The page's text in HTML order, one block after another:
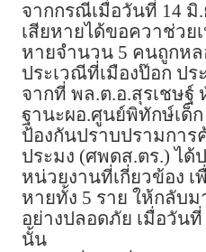
จากกรณีเมื่อวันที่ 14 มิ
เสียหายได้ขอควาช่วย
หายจำนวน 5 คนถูกห
ประเวณีที่เมืองป๊อก ปร
จากที่ พล.ต.อ.สุรเชษฐ์
ฐานะผอ.ศูนย์พิทักษ์เด็
ป้องกันปราบปรามกา
ประมง (ศพดส.ตร.) ได้
หน่วยงานที่เกี่ยวข้อง เ
หายทั้ง 5 ราย ให้กลับม
อย่างปลอดภัย เมื่อวัน
นั้น